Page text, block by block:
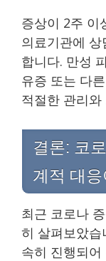
증상이 2주 이
의료기관에
합니다. 만성
유증 또는 다
적절한 관리
결론: 코
계적 대
최근 코로나
히 살펴보았
속히 진행되